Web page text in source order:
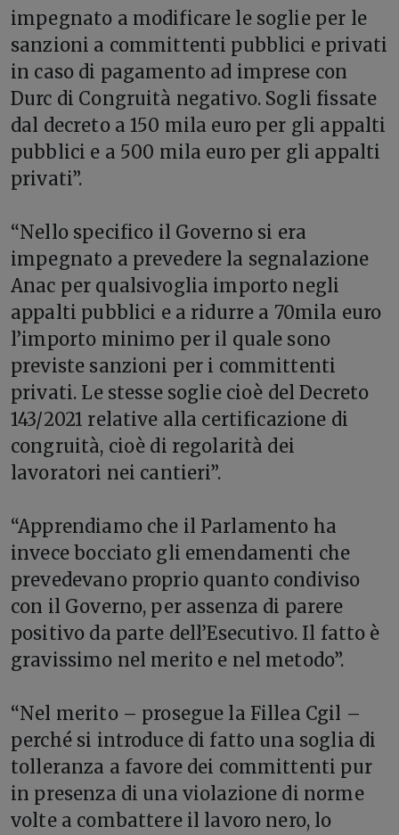
impegnato a modificare le soglie per le
sanzioni a committenti pubblici e privati
in caso di pagamento ad imprese con
Durc di Congruità negativo. Sogli fissate
dal decreto a 150 mila euro per gli appalti
pubblici e a 500 mila euro per gli appalti
privati”.
“Nello specifico il Governo si era
impegnato a prevedere la segnalazione
Anac per qualsivoglia importo negli
appalti pubblici e a ridurre a 70mila euro
l’importo minimo per il quale sono
previste sanzioni per i committenti
privati. Le stesse soglie cioè del Decreto
143/2021 relative alla certificazione di
congruità, cioè di regolarità dei
lavoratori nei cantieri”.
“Apprendiamo che il Parlamento ha
invece bocciato gli emendamenti che
prevedevano proprio quanto condiviso
con il Governo, per assenza di parere
positivo da parte dell’Esecutivo. Il fatto è
gravissimo nel merito e nel metodo”.
“Nel merito – prosegue la Fillea Cgil –
perché si introduce di fatto una soglia di
tolleranza a favore dei committenti pur
in presenza di una violazione di norme
volte a combattere il lavoro nero, lo